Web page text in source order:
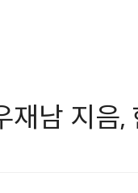
남 지음,